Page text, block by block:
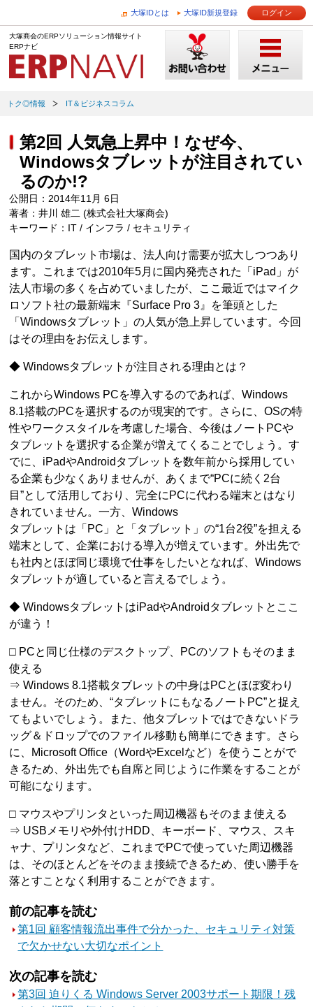
大塚IDとは 大塚ID新規登録 ログイン
大塚商会のERPソリューション情報サイト
ERPナビ
トク◎情報 IT＆ビジネスコラム
第2回 人気急上昇中！なぜ今、
Windowsタブレットが注目されてい
るのか!?
公開日：2014年11月 6日
著者：井川 雄二 (株式会社大塚商会)
キーワード：IT / インフラ / セキュリティ
国内のタブレット市場は、法人向け需要が拡大しつつあり
ます。これまでは2010年5月に国内発売された「iPad」が
法人市場の多くを占めていましたが、ここ最近ではマイク
ロソフト社の最新端末『Surface Pro 3』を筆頭とした
「Windowsタブレット」の人気が急上昇しています。今回
はその理由をお伝えします。
◆ Windowsタブレットが注目される理由とは？
これからWindows PCを導入するのであれば、Windows
8.1搭載のPCを選択するのが現実的です。さらに、OSの特
性やワークスタイルを考慮した場合、今後はノートPCや
タブレットを選択する企業が増えてくることでしょう。す
でに、iPadやAndroidタブレットを数年前から採用してい
る企業も少なくありませんが、あくまで“PCに続く2台
目”として活用しており、完全にPCに代わる端末とはなり
きれていません。一方、Windows
タブレットは「PC」と「タブレット」の“1台2役”を担える
端末として、企業における導入が増えています。外出先で
も社内とほぼ同じ環境で仕事をしたいとなれば、Windows
タブレットが適していると言えるでしょう。
◆ WindowsタブレットはiPadやAndroidタブレットとここ
が違う！
□ PCと同じ仕様のデスクトップ、PCのソフトもそのまま
使える
⇒ Windows 8.1搭載タブレットの中身はPCとほぼ変わり
ません。そのため、“タブレットにもなるノートPC”と捉え
てもよいでしょう。また、他タブレットではできないドラ
ッグ＆ドロップでのファイル移動も簡単にできます。さら
に、Microsoft Office（WordやExcelなど）を使うことがで
きるため、外出先でも自席と同じように作業をすることが
可能になります。
□ マウスやプリンタといった周辺機器もそのまま使える
⇒ USBメモリや外付けHDD、キーボード、マウス、スキ
ャナ、プリンタなど、これまでPCで使っていた周辺機器
は、そのほとんどをそのまま接続できるため、使い勝手を
落とすことなく利用することができます。
前の記事を読む
第1回 顧客情報流出事件で分かった、セキュリティ対策
で欠かせない大切なポイント
次の記事を読む
第3回 迫りくる Windows Server 2003サポート期限！残